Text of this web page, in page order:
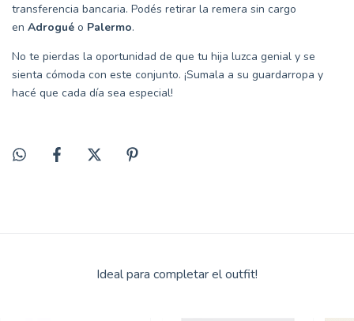
transferencia bancaria. Podés retirar la remera sin cargo
en Adrogué o Palermo.
No te pierdas la oportunidad de que tu hija luzca genial y se
sienta cómoda con este conjunto. ¡Sumala a su guardarropa y
hacé que cada día sea especial!
Ideal para completar el outfit!